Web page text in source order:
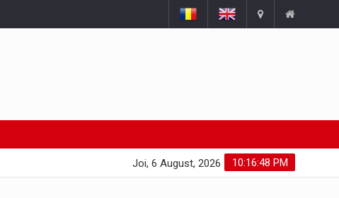
10:16:49 PM
Joi, 6 August, 2026